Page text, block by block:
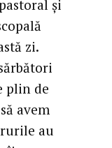
și
zi.
plin de
avem
au